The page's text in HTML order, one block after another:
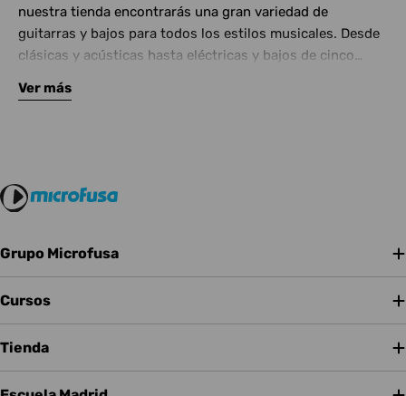
nuestra tienda encontrarás una gran variedad de
guitarras y bajos para todos los estilos musicales. Desde
clásicas y acústicas hasta eléctricas y bajos de cinco
Complementa tu instrumento con amplificadores de
Ver más
Grupo Microfusa
Cursos
Tienda